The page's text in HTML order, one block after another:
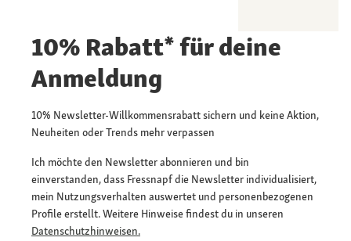
10% Rabatt* für deine
Anmeldung
10% Newsletter-Willkommensrabatt sichern und keine Aktion,
Neuheiten oder Trends mehr verpassen
Ich möchte den Newsletter abonnieren und bin
einverstanden, dass Fressnapf die Newsletter individualisiert,
mein Nutzungsverhalten auswertet und personenbezogenen
Profile erstellt. Weitere Hinweise findest du in unseren
Datenschutzhinweisen.